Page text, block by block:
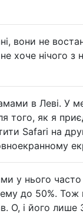
вони не
хоче нічого з
в Леві. У
того, як я
Safari на
у нього часто
до 50%. Тож
О, і його лише